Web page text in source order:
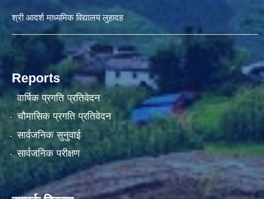
श्री आदर्श माध्यमिक विद्यालय लुहादह
Reports
वार्षिक प्रगति प्रतिवेदन
चौमासिक प्रगति प्रतिवेदन
सार्वजनिक सुनुवाई
सार्वजनिक परीक्षण